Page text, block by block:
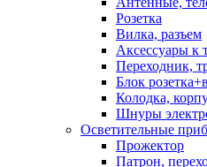
Розетка
Вилка, разъем
Аксессуары к
Переходник,
Блок
Колодка,
Шнуры
Осветительные
Прожектор
Патрон,